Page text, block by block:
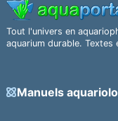
Tout l'univers en
aquarium durable.
Manuels